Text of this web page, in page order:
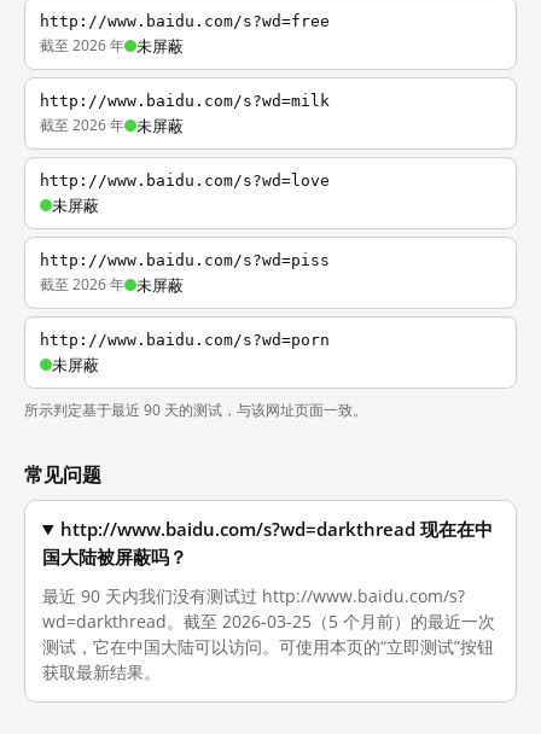
http://www.baidu.com/s?wd=free
截至 2026 年 未屏蔽
http://www.baidu.com/s?wd=milk
截至 2026 年 未屏蔽
http://www.baidu.com/s?wd=love
未屏蔽
http://www.baidu.com/s?wd=piss
截至 2026 年 未屏蔽
http://www.baidu.com/s?wd=porn
未屏蔽
所示判定基于最近 90 天的测试，与该网址页面一致。
常见问题
http://www.baidu.com/s?wd=darkthread 现在在中
国大陆被屏蔽吗？
最近 90 天内我们没有测试过 http://www.baidu.com/s?
wd=darkthread。截至 2026-03-25（5 个月前）的最近一次
测试，它在中国大陆可以访问。可使用本页的“立即测试”按钮
获取最新结果。